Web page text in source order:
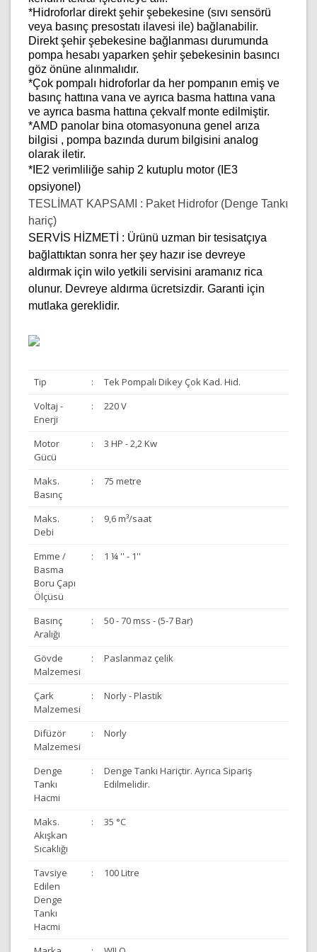
*Hidroforlar direkt şehir şebekesine (sıvı sensörü
veya basınç presostatı ilavesi ile) bağlanabilir.
Direkt şehir şebekesine bağlanması durumunda
pompa hesabı yaparken şehir şebekesinin basıncı
göz önüne alınmalıdır.
*Çok pompalı hidroforlar da her pompanın emiş ve
basınç hattına vana ve ayrıca basma hattına vana
ve ayrıca basma hattına çekvalf monte edilmiştir.
*AMD panolar bina otomasyonuna genel arıza
bilgisi , pompa bazında durum bilgisini analog
olarak iletir.
*IE2 verimliliğe sahip 2 kutuplu motor (IE3
opsiyonel)
TESLİMAT KAPSAMI : Paket Hidrofor (Denge Tankı
hariç)
SERVİS HİZMETİ : Ürünü uzman bir tesisatçıya
bağlattıktan sonra her şey hazır ise devreye
aldırmak için wilo yetkili servisini aramanız rica
olunur. Devreye aldırma ücretsizdir. Garanti için
mutlaka gereklidir.
Tip :
Tek Pompalı Dikey Çok Kad. Hid.
Voltaj -
Enerji
: 220 V
Motor
Gücü
: 3 HP - 2,2 Kw
Maks.
Basınç
: 75 metre
Maks.
Debi
: 9,6 m³/saat
Emme /
Basma
Boru Çapı
Ölçüsü
: 1 ¼ '' - 1''
Basınç
Aralığı
: 50 - 70 mss - (5-7 Bar)
Gövde
Malzemesi
: Paslanmaz çelik
Çark
Malzemesi
: Norly - Plastik
Difüzör
Malzemesi
: Norly
Denge
Tankı
Hacmi
:
Denge Tankı Hariçtir. Ayrıca Sipariş
Edilmelidir.
Maks.
Akışkan
Sıcaklığı
: 35 °C
Tavsiye
Edilen
Denge
Tankı
Hacmi
: 100 Litre